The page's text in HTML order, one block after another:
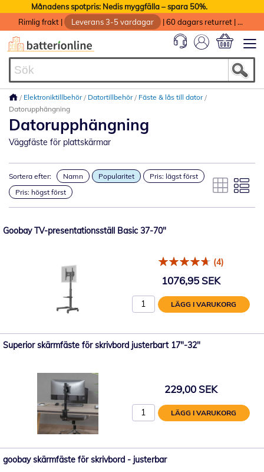
Månadens spotpris: Nedis myggfälla – spara 50%.
Rimlig frakt | Leverans 3-5 vardagar |60 dagars returret |
Elektroniktillbehör Datortillbehör
Fäste & lås till dator
Datorupphängning
Datorupphängning
Väggfäste för plattskärmar
Sortera efter: Namn Popularitet
Pris: lägst först
Pris: högst först
Goobay TV-presentationsställ Basic 37-70"
(4)
1076,95 SEK
LÄGG I VARUKORG
Superior skärmfäste för skrivbord justerbart 17"-32"
229,00 SEK
LÄGG I VARUKORG
goobay skärmfäste för skrivbord - justerbar